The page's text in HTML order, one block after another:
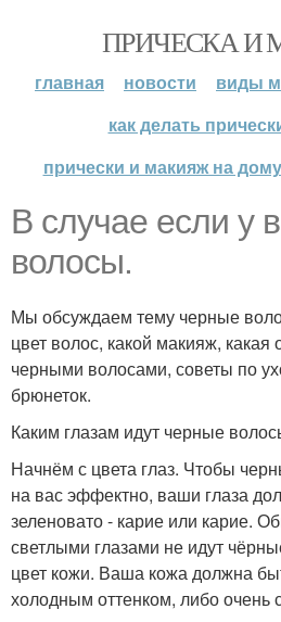
ПРИЧЕСКА И
главная новости
виды
как делать
прически и макияж на дому
В случае если у
волосы.
Мы обсуждаем тему черные
цвет волос, какой макияж,
черными волосами, советы по
брюнеток.
Каким глазам идут черные
Начнём с цвета глаз. Чтобы
на вас эффектно, ваши глаза
зеленовато - карие или карие.
светлыми глазами не идут
цвет кожи. Ваша кожа должна
холодным оттенком, либо очень